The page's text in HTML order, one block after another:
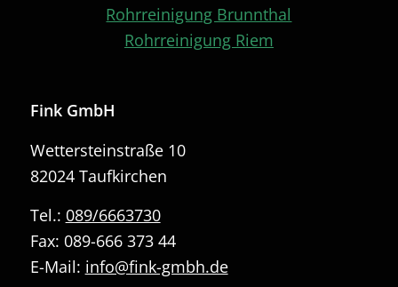
Rohrreinigung Brunnthal
Rohrreinigung Riem
Fink GmbH
Wettersteinstraße 10
82024 Taufkirchen
Tel.: 089/6663730
Fax: 089-666 373 44
E-Mail: info@fink-gmbh.de